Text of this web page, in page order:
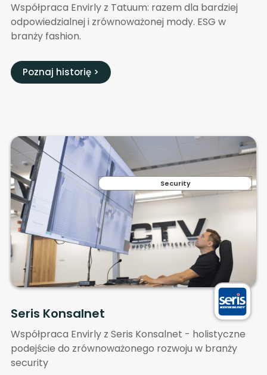
Współpraca Envirly z Tatuum: razem dla bardziej
odpowiedzialnej i zrównoważonej mody. ESG w
branży fashion.
Poznaj historię >
Security
Seris Konsalnet
Współpraca Envirly z Seris Konsalnet - holistyczne
podejście do zrównoważonego rozwoju w branży
security